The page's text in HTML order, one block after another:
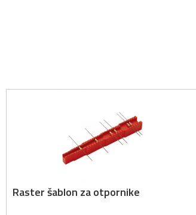
Raster šablon za otpornike